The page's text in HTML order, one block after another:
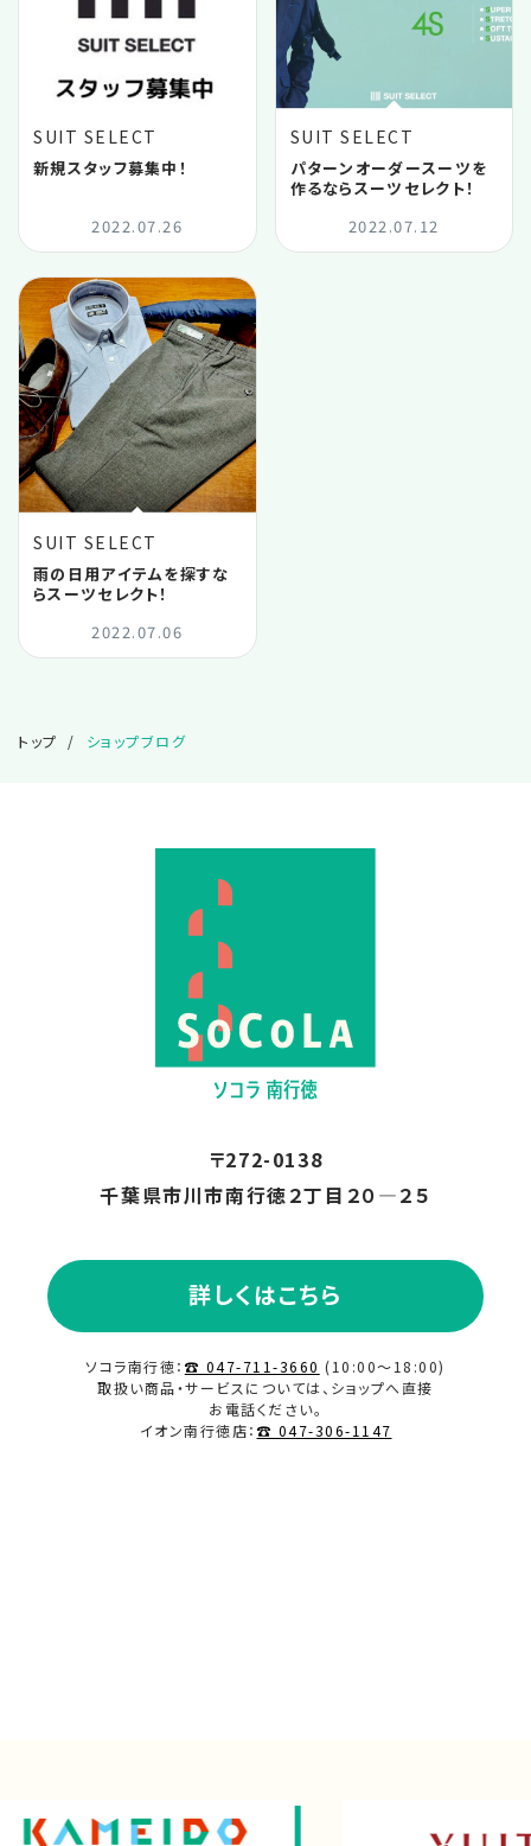
2022.06
2022.04
2022.03
SUIT SELECT
新規スタッフ募集中！
2022.07.26
SUIT SELECT
パターンオーダースーツを
作るならスーツセレクト！
2022.07.12
SUIT SELECT
雨の日用アイテムを探すな
らスーツセレクト！
2022.07.06
トップ ショップブログ
〒272-0138
千葉県市川市南行徳２丁目２０―２５
詳しくはこちら
ソコラ南行徳： ☎ 047-711-3660 (10:00～18:00)
取扱い商品・サービスについては、ショップへ直接
お電話ください。
イオン南行徳店： ☎ 047-306-1147